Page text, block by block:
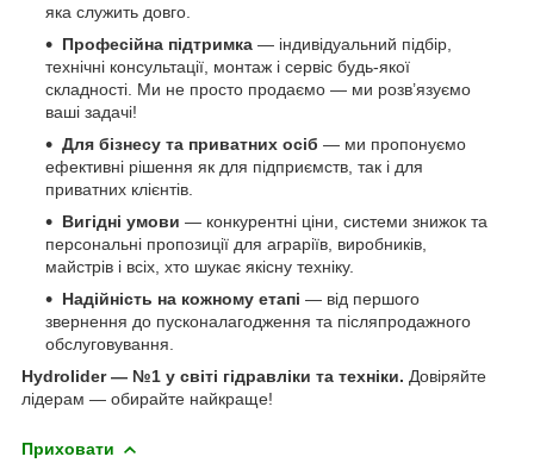
яка служить довго.
Професійна підтримка — індивідуальний підбір,
технічні консультації, монтаж і сервіс будь-якої
складності. Ми не просто продаємо — ми розв’язуємо
ваші задачі!
Для бізнесу та приватних осіб — ми пропонуємо
ефективні рішення як для підприємств, так і для
приватних клієнтів.
Вигідні умови — конкурентні ціни, системи знижок та
персональні пропозиції для аграріїв, виробників,
майстрів і всіх, хто шукає якісну техніку.
Надійність на кожному етапі — від першого
звернення до пусконалагодження та післяпродажного
обслуговування.
Hydrolider — №1 у світі гідравліки та техніки. Довіряйте
лідерам — обирайте найкраще!
Приховати